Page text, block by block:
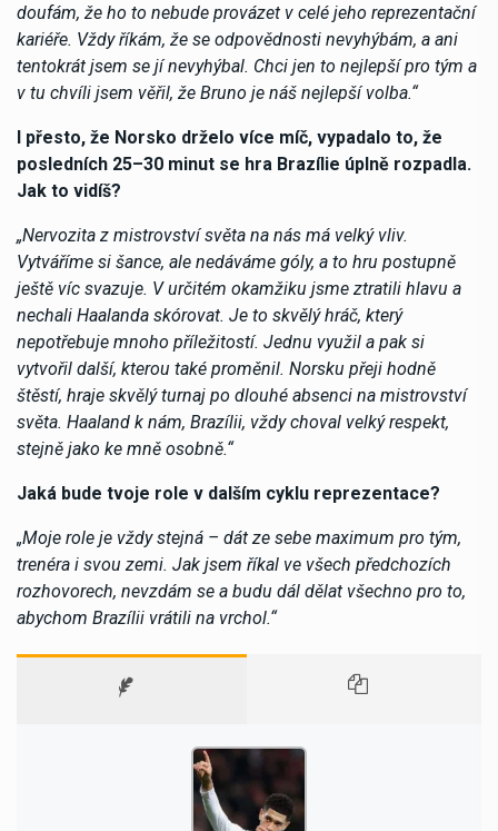
doufám, že ho to nebude provázet v celé jeho reprezentační
kariéře. Vždy říkám, že se odpovědnosti nevyhýbám, a ani
tentokrát jsem se jí nevyhýbal. Chci jen to nejlepší pro tým a
v tu chvíli jsem věřil, že Bruno je náš nejlepší volba.“
I přesto, že Norsko drželo více míč, vypadalo to, že
posledních 25–30 minut se hra Brazílie úplně rozpadla.
Jak to vidíš?
„Nervozita z mistrovství světa na nás má velký vliv.
Vytváříme si šance, ale nedáváme góly, a to hru postupně
ještě víc svazuje. V určitém okamžiku jsme ztratili hlavu a
nechali Haalanda skórovat. Je to skvělý hráč, který
nepotřebuje mnoho příležitostí. Jednu využil a pak si
vytvořil další, kterou také proměnil. Norsku přeji hodně
štěstí, hraje skvělý turnaj po dlouhé absenci na mistrovství
světa. Haaland k nám, Brazílii, vždy choval velký respekt,
stejně jako ke mně osobně.“
Jaká bude tvoje role v dalším cyklu reprezentace?
„Moje role je vždy stejná – dát ze sebe maximum pro tým,
trenéra i svou zemi. Jak jsem říkal ve všech předchozích
rozhovorech, nevzdám se a budu dál dělat všechno pro to,
abychom Brazílii vrátili na vrchol.“